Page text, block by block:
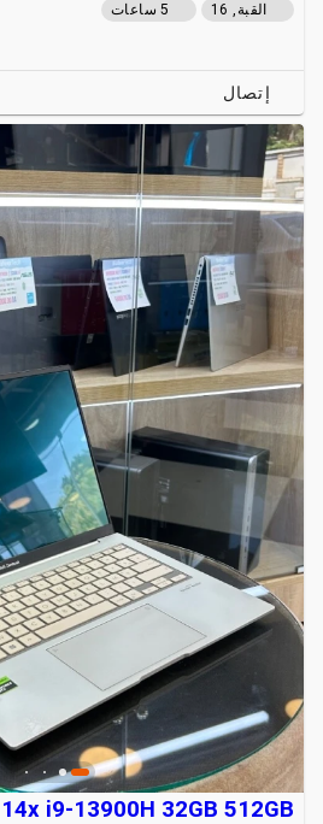
القبة, 16 5 ساعات
إتصال
i9-13900H 32GB 512GB